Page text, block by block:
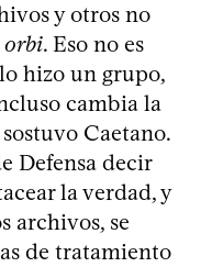
y otros no
orbi. Eso no es
hizo un grupo,
cambia la
Caetano.
Defensa decir
la verdad, y
archivos, se
de tratamiento